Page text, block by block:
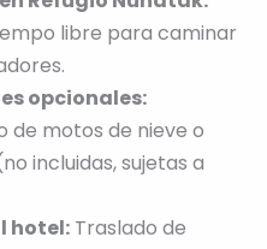
libre para caminar
opcionales:
de motos de nieve o
incluidas, sujetas a
hotel: Traslado de